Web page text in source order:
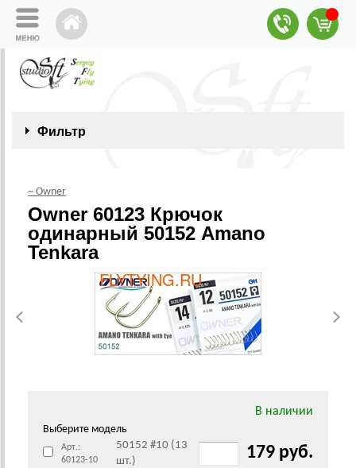
Фильтр
~ Owner
Owner 60123 Крючок
одинарный 50152 Amano
Tenkara
В наличии
Выберите модель
Арт.:
60123-10
50152 #10 (13
шт.)
179 руб.